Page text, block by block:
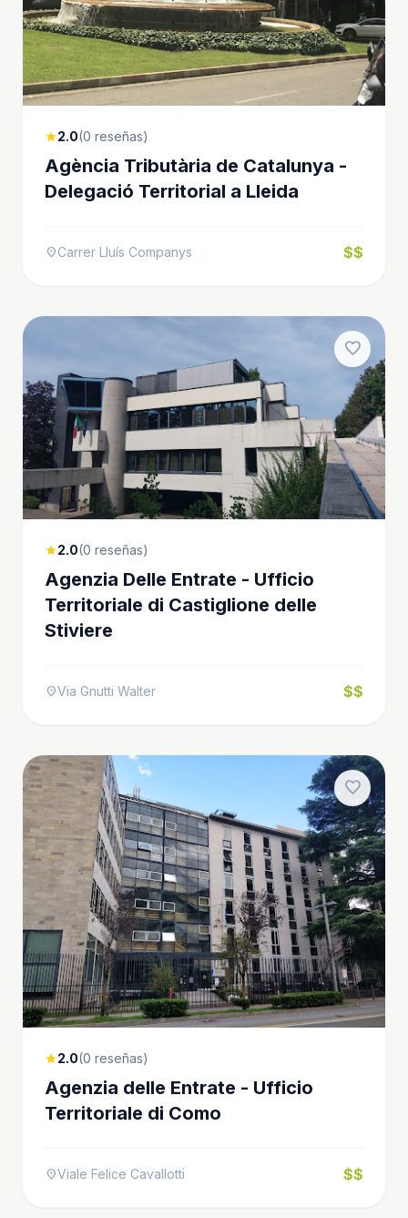
star2.0(0 reseñas)
Agència Tributària de Catalunya -
Delegació Territorial a Lleida
location_onCarrer Lluís Companys $$
favorite
star2.0(0 reseñas)
Agenzia Delle Entrate - Ufficio
Territoriale di Castiglione delle
Stiviere
location_onVia Gnutti Walter $$
favorite
star2.0(0 reseñas)
Agenzia delle Entrate - Ufficio
Territoriale di Como
location_onViale Felice Cavallotti $$